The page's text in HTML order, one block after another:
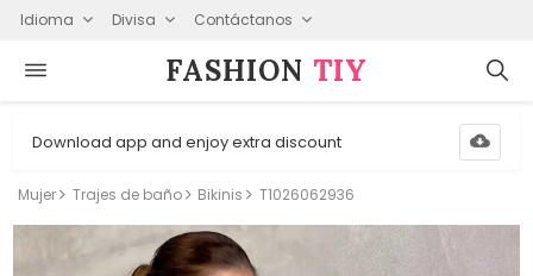
Idioma Divisa Contáctanos
FASHION⁠ TIY
Download app and enjoy extra discount
Mujer Trajes de baño Bikinis T1026062936